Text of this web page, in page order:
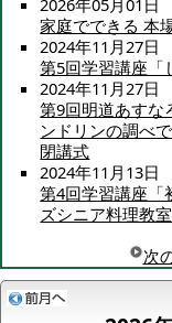
家庭でできる 本
2024年11月27日
第5回学習講座「
2024年11月27日
第9回明道あす
ンドリンの調べ
閉講式
2024年11月13日
第4回学習講座「
ズシニア料理教室
次